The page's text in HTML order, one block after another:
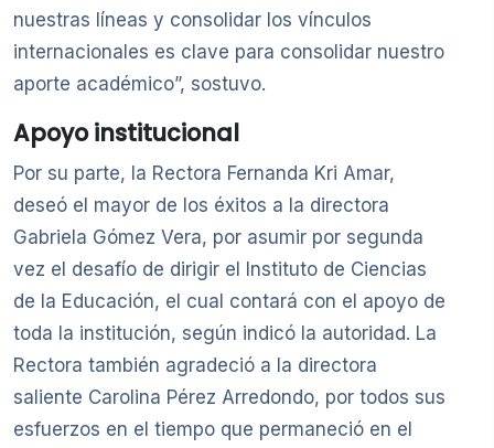
nuestras líneas y consolidar los vínculos
internacionales es clave para consolidar nuestro
aporte académico”, sostuvo.
Apoyo institucional
Por su parte, la Rectora Fernanda Kri Amar,
deseó el mayor de los éxitos a la directora
Gabriela Gómez Vera, por asumir por segunda
vez el desafío de dirigir el Instituto de Ciencias
de la Educación, el cual contará con el apoyo de
toda la institución, según indicó la autoridad. La
Rectora también agradeció a la directora
saliente Carolina Pérez Arredondo, por todos sus
esfuerzos en el tiempo que permaneció en el